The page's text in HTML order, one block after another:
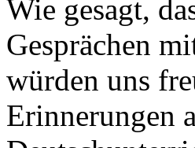
Wie gesagt,
Gesprächen
würden uns
Erinnerungen